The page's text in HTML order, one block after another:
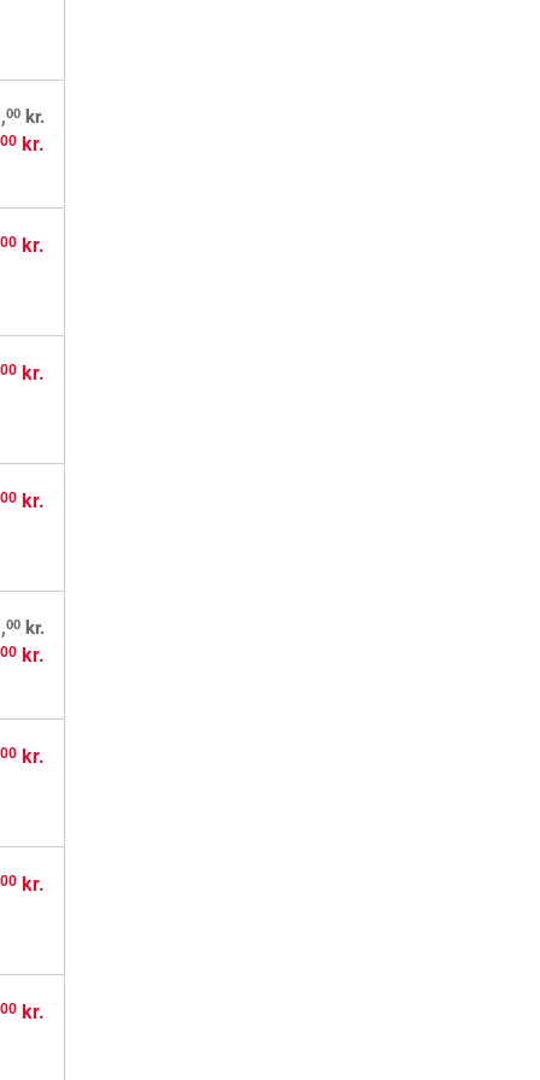
00 kr.
00 kr.
00 kr.
00 kr.
00 kr.
00 kr.
00 kr.
00 kr.
00 kr.
00 kr.